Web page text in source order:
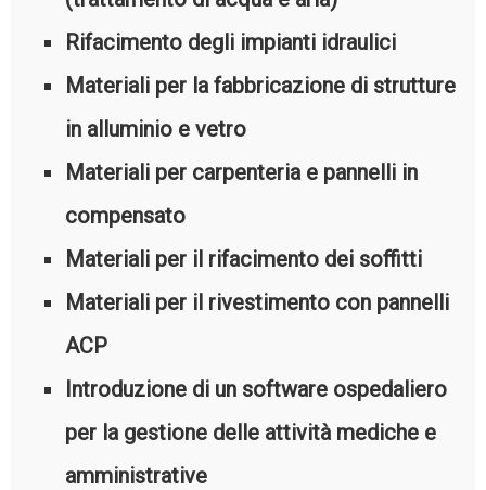
Rifacimento degli impianti idraulici
Materiali per la fabbricazione di strutture
in alluminio e vetro
Materiali per carpenteria e pannelli in
compensato
Materiali per il rifacimento dei soffitti
Materiali per il rivestimento con pannelli
ACP
Introduzione di un software ospedaliero
per la gestione delle attività mediche e
amministrative